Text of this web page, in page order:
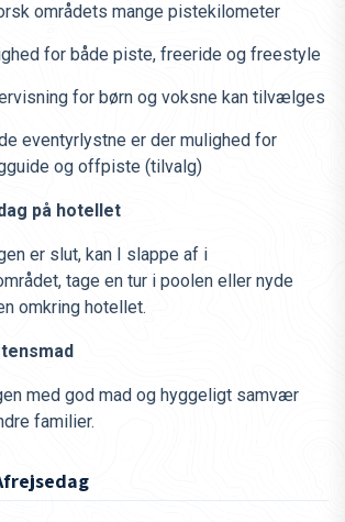
områdets mange pistekilometer
for både piste, freeride og freestyle
for børn og voksne kan tilvælges
eventyrlystne er der mulighed for
og offpiste (tilvalg)
på hotellet
er slut, kan I slappe af i
tage en tur i poolen eller nyde
omkring hotellet.
med god mad og hyggeligt samvær
familier.